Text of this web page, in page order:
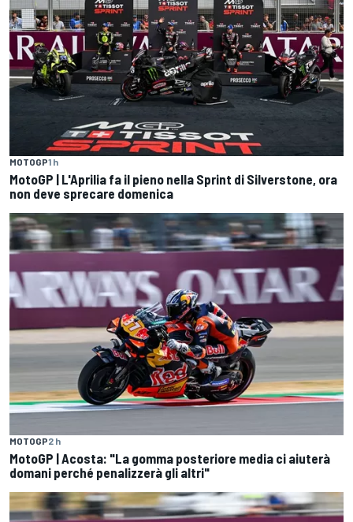
MOTOGP1 h
MotoGP | L'Aprilia fa il pieno nella Sprint di Silverstone, ora
non deve sprecare domenica
MOTOGP2 h
MotoGP | Acosta: "La gomma posteriore media ci aiuterà
domani perché penalizzerà gli altri"